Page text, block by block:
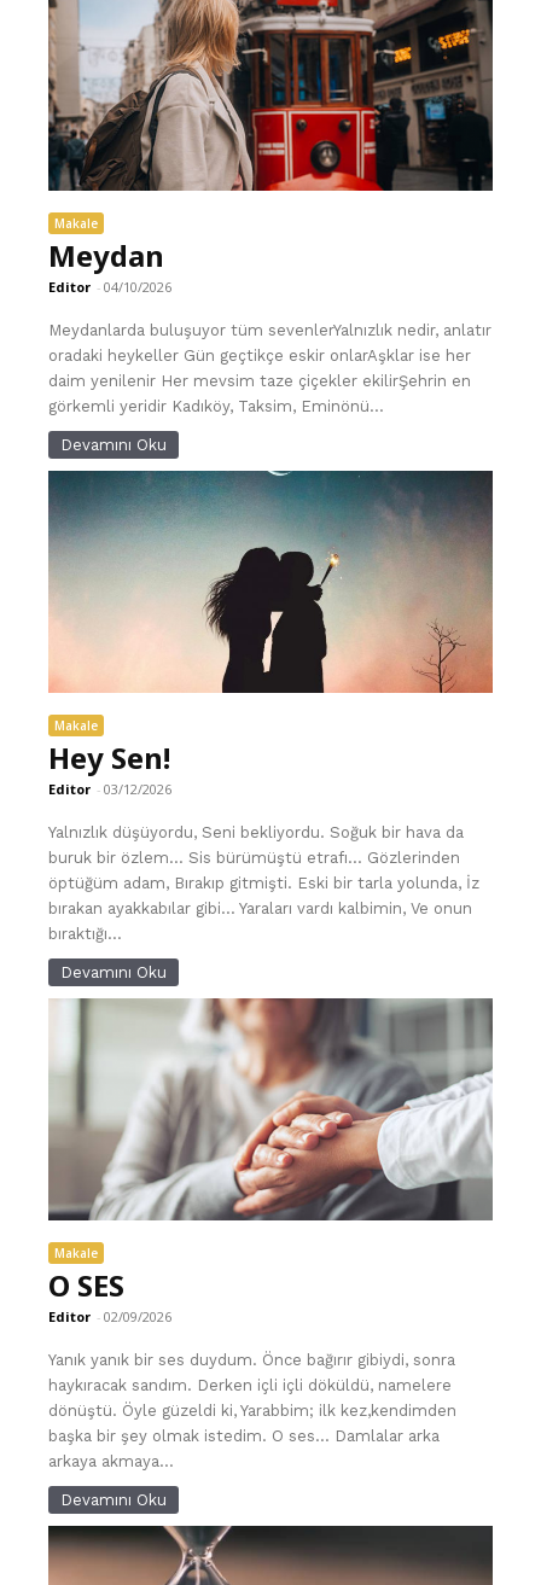
Makale
Meydan
Editor - 04/10/2026
Meydanlarda buluşuyor tüm sevenlerYalnızlık nedir, anlatır
oradaki heykeller Gün geçtikçe eskir onlarAşklar ise her
daim yenilenir Her mevsim taze çiçekler ekilirŞehrin en
görkemli yeridir Kadıköy, Taksim, Eminönü...
Devamını Oku
Makale
Hey Sen!
Editor - 03/12/2026
Yalnızlık düşüyordu, Seni bekliyordu. Soğuk bir hava da
buruk bir özlem… Sis bürümüştü etrafı… Gözlerinden
öptüğüm adam, Bırakıp gitmişti. Eski bir tarla yolunda, İz
bırakan ayakkabılar gibi… Yaraları vardı kalbimin, Ve onun
bıraktığı...
Devamını Oku
Makale
O SES
Editor - 02/09/2026
Yanık yanık bir ses duydum. Önce bağırır gibiydi, sonra
haykıracak sandım. Derken içli içli döküldü, namelere
dönüştü. Öyle güzeldi ki, Yarabbim; ilk kez,kendimden
başka bir şey olmak istedim. O ses… Damlalar arka
arkaya akmaya...
Devamını Oku